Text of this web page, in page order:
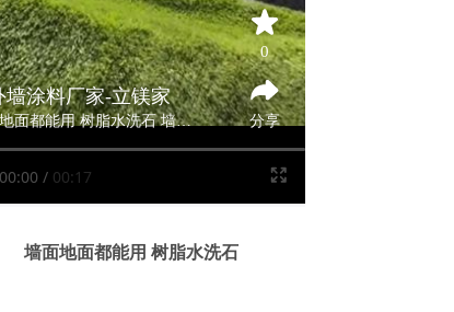
墙面地面都能用 树脂水洗石